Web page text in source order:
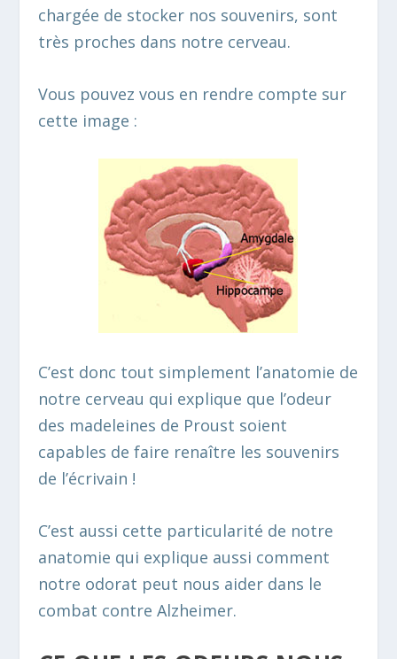
chargée de stocker nos souvenirs, sont
très proches dans notre cerveau.
Vous pouvez vous en rendre compte sur
cette image :
C’est donc tout simplement l’anatomie de
notre cerveau qui explique que l’odeur
des madeleines de Proust soient
capables de faire renaître les souvenirs
de l’écrivain !
C’est aussi cette particularité de notre
anatomie qui explique aussi comment
notre odorat peut nous aider dans le
combat contre Alzheimer.